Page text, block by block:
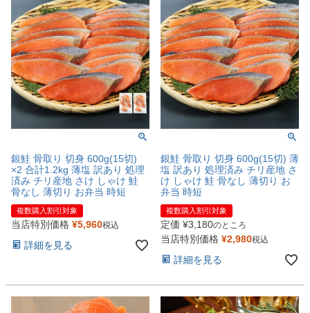
銀鮭 骨取り 切身 600g(15切)
×2 合計1.2kg 薄塩 訳あり 処理
済み チリ産地 さけ しゃけ 鮭
骨なし 薄切り お弁当 時短
複数購入割引対象
当店特別価格 ¥5,960税込
詳細を見る
銀鮭 骨取り 切身 600g(15切) 薄
塩 訳あり 処理済み チリ産地 さ
け しゃけ 鮭 骨なし 薄切り お
弁当 時短
複数購入割引対象
定価 ¥3,180のところ
当店特別価格 ¥2,980税込
詳細を見る